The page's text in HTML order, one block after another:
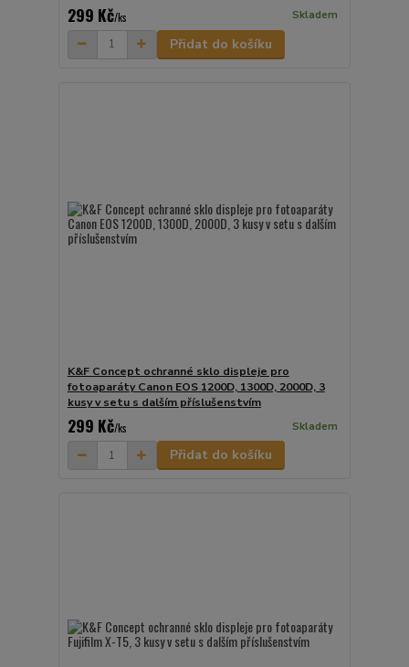
299 Kč/ks Skladem
Přidat do košíku
K&F Concept ochranné sklo displeje pro
fotoaparáty Canon EOS 1200D, 1300D, 2000D, 3
kusy v setu s dalším příslušenstvím
299 Kč/ks Skladem
Přidat do košíku